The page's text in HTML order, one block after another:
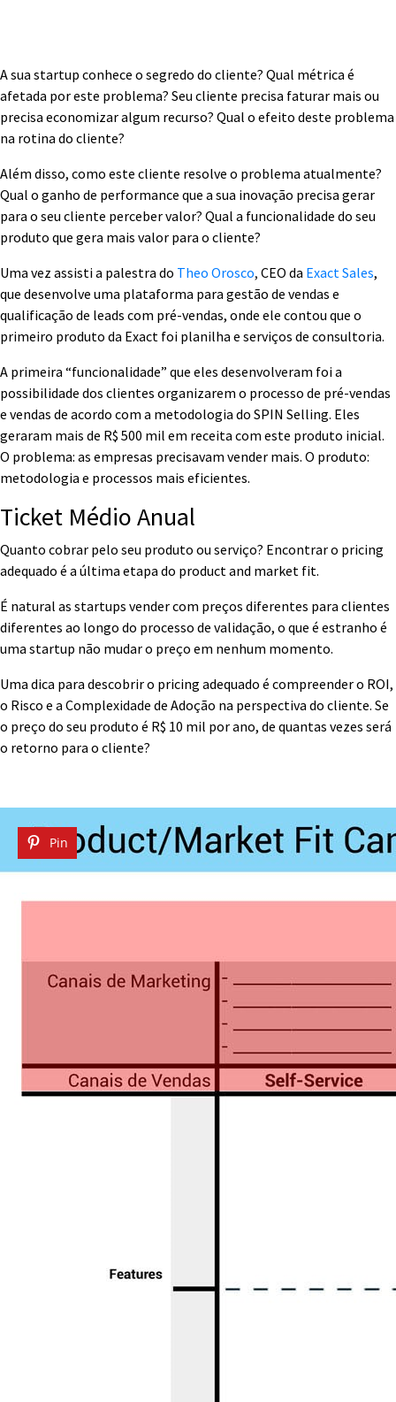
A sua startup conhece o segredo do cliente? Qual métrica é
afetada por este problema? Seu cliente precisa faturar mais ou
precisa economizar algum recurso? Qual o efeito deste problema
na rotina do cliente?
Além disso, como este cliente resolve o problema atualmente?
Qual o ganho de performance que a sua inovação precisa gerar
para o seu cliente perceber valor? Qual a funcionalidade do seu
produto que gera mais valor para o cliente?
Uma vez assisti a palestra do Theo Orosco, CEO da Exact Sales,
que desenvolve uma plataforma para gestão de vendas e
qualificação de leads com pré-vendas, onde ele contou que o
primeiro produto da Exact foi planilha e serviços de consultoria.
A primeira “funcionalidade” que eles desenvolveram foi a
possibilidade dos clientes organizarem o processo de pré-vendas
e vendas de acordo com a metodologia do SPIN Selling. Eles
geraram mais de R$ 500 mil em receita com este produto inicial.
O problema: as empresas precisavam vender mais. O produto:
metodologia e processos mais eficientes.
Ticket Médio Anual
Quanto cobrar pelo seu produto ou serviço? Encontrar o pricing
adequado é a última etapa do product and market fit.
É natural as startups vender com preços diferentes para clientes
diferentes ao longo do processo de validação, o que é estranho é
uma startup não mudar o preço em nenhum momento.
Uma dica para descobrir o pricing adequado é compreender o ROI,
o Risco e a Complexidade de Adoção na perspectiva do cliente. Se
o preço do seu produto é R$ 10 mil por ano, de quantas vezes será
o retorno para o cliente?
Pin